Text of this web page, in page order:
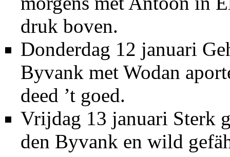
druk boven.
Donderdag 12 januari
Byvank met Wodan
deed ’t goed.
Vrijdag 13 januari Sterk
den Byvank en wild